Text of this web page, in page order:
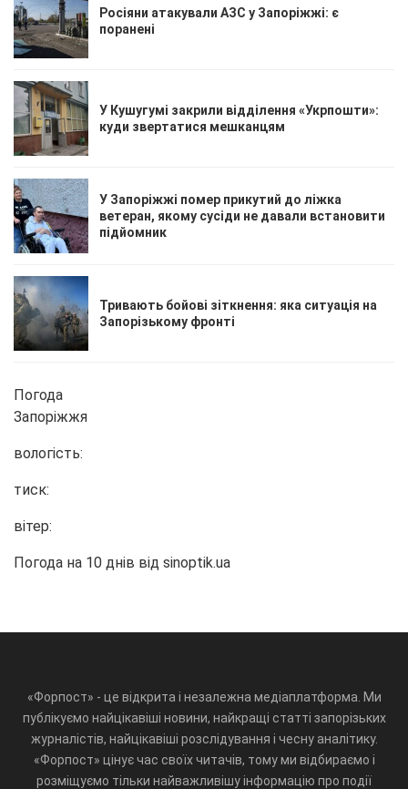
Росіяни атакували АЗС у Запоріжжі: є
поранені
У Кушугумі закрили відділення «Укрпошти»:
куди звертатися мешканцям
У Запоріжжі помер прикутий до ліжка
ветеран, якому сусіди не давали встановити
підйомник
Тривають бойові зіткнення: яка ситуація на
Запорізькому фронті
Погода
Запоріжжя
вологість:
тиск:
вітер:
Погода на 10 днів від sinoptik.ua
«Форпост» - це відкрита і незалежна медіаплатформа. Ми
публікуємо найцікавіші новини, найкращі статті запорізьких
журналістів, найцікавіші розслідування і чесну аналітику.
«Форпост» цінує час своїх читачів, тому ми відбираємо і
розміщуємо тільки найважливішу інформацію про події